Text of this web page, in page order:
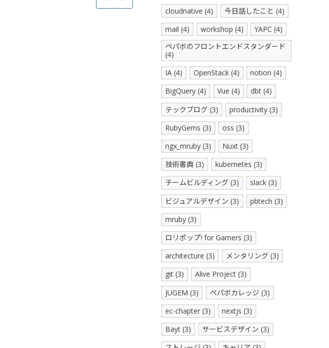
cloudnative (4)
今日話したこと (4)
mail (4)
workshop (4)
YAPC (4)
ペパボのフロントエンドスタンダード
(4)
IA (4)
OpenStack (4)
notion (4)
BigQuery (4)
Vue (4)
dbt (4)
テックブログ (3)
productivity (3)
RubyGems (3)
oss (3)
ngx_mruby (3)
Nuxt (3)
技術書典 (3)
kubernetes (3)
チームビルディング (3)
slack (3)
ビジュアルデザイン (3)
pbtech (3)
mruby (3)
ロリポップ! for Gamers (3)
architecture (3)
メンタリング (3)
git (3)
Alive Project (3)
JUGEM (3)
ペパボカレッジ (3)
ec-chapter (3)
nextjs (3)
Bayt (3)
サービスデザイン (3)